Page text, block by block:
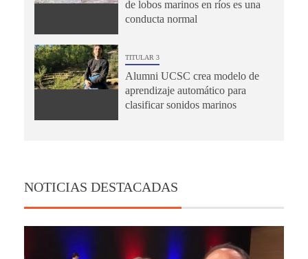
de lobos marinos en ríos es una
conducta normal
TITULAR 3
Alumni UCSC crea modelo de
aprendizaje automático para
clasificar sonidos marinos
NOTICIAS DESTACADAS